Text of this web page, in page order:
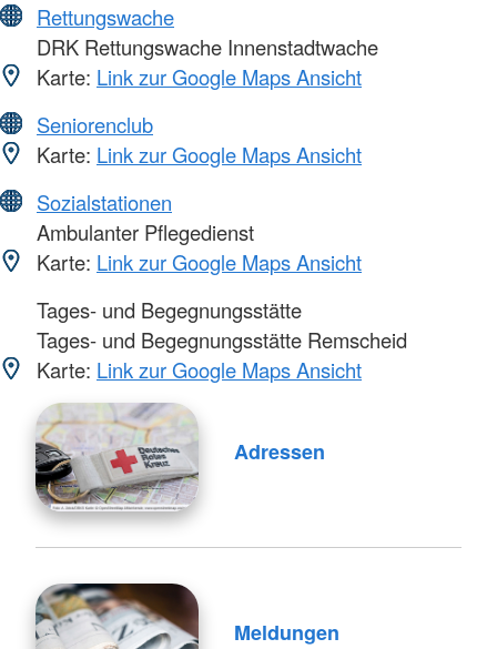
Rettungswache
DRK Rettungswache Innenstadtwache
Karte: Link zur Google Maps Ansicht
Seniorenclub
Karte: Link zur Google Maps Ansicht
Sozialstationen
Ambulanter Pflegedienst
Karte: Link zur Google Maps Ansicht
Tages- und Begegnungsstätte
Tages- und Begegnungsstätte Remscheid
Karte: Link zur Google Maps Ansicht
Adressen
Meldungen